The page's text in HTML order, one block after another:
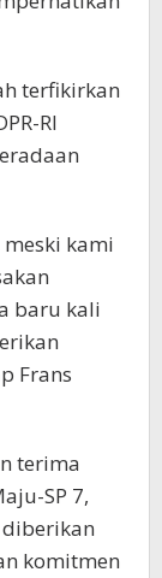
terfikirkan
RI
kami
baru kali
Frans
terima
SP 7,
komitmen